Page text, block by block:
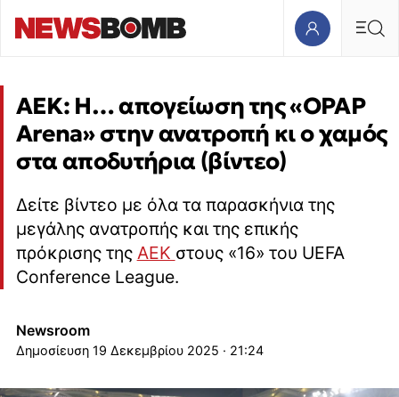
AEK: Η… απογείωση της «OPAP
Arena» στην ανατροπή κι ο χαμός
στα αποδυτήρια (βίντεο)
Δείτε βίντεο με όλα τα παρασκήνια της
μεγάλης ανατροπής και της επικής
πρόκρισης της ΑΕΚ στους «16» του UEFA
Conference League.
Newsroom
19 Δεκεμβρίου 2025 · 21:24